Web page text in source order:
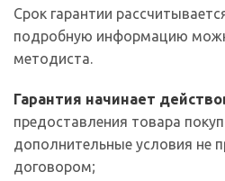
Срок гарантии
подробную информацию
методиста.
Гарантия начинает
предоставления товара
дополнительные условия не
договором;